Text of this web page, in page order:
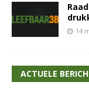
14
ACTUELE